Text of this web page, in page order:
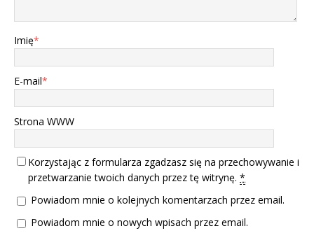
Imię*
E-mail*
Strona WWW
Korzystając z formularza zgadzasz się na przechowywanie i
przetwarzanie twoich danych przez tę witrynę. *
Powiadom mnie o kolejnych komentarzach przez email.
Powiadom mnie o nowych wpisach przez email.